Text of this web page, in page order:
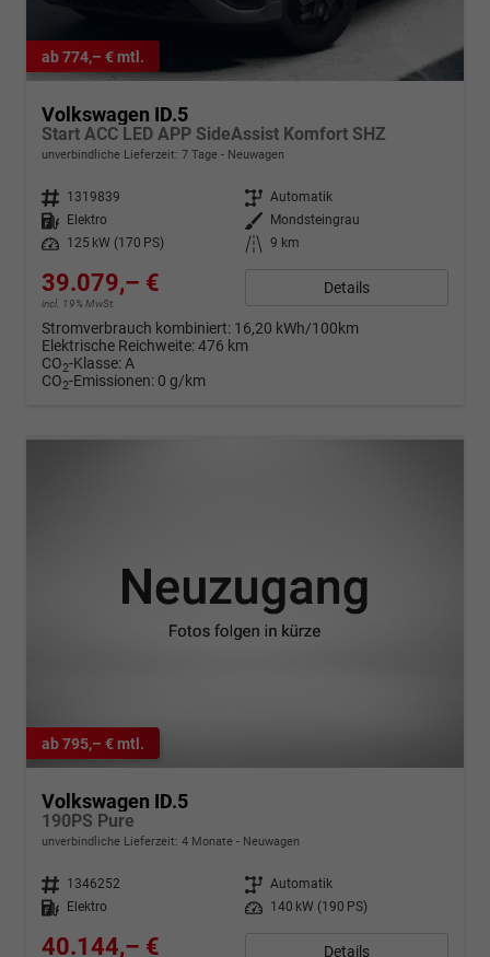
ab 774,– € mtl.
Volkswagen ID.5
Start ACC LED APP SideAssist Komfort SHZ
unverbindliche Lieferzeit: 7 Tage Neuwagen
Fahrzeugnr. 1319839 Getriebe Automatik
Kraftstoff
Elektro Außenfarbe
Mondsteingrau
Leistung
125 kW (170 PS) Kilometerstand 9 km
39.079,– €
incl. 19% MwSt.
Details
Stromverbrauch kombiniert: 16,20 kWh/100km
Elektrische Reichweite:476 km
CO2-Klasse:A
CO2-Emissionen: 0 g/km
ab 795,– € mtl.
Volkswagen ID.5
190PS Pure
unverbindliche Lieferzeit: 4 Monate Neuwagen
Fahrzeugnr. 1346252 Getriebe Automatik
Kraftstoff
Elektro Leistung 140 kW (190 PS)
40.144,– € Details